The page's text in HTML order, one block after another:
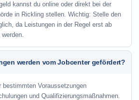
kannst du online oder direkt bei der
in Rickling stellen. Wichtig: Stelle den
da Leistungen in der Regel erst ab
werden vom Jobcenter gefördert?
bestimmten Voraussetzungen
und Qualifizierungsmaßnahmen.